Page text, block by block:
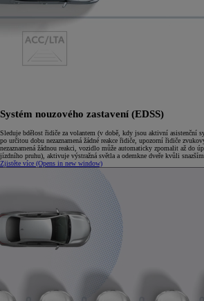
Systém nouzového zastavení (EDSS)
Sleduje bdělost řidiče za volantem (v době, kdy jsou aktivní asistenční
po určitou dobu nezaznamená žádné reakce řidiče, upozorní řidiče
nezaznamená žádnou reakci, vozidlo může automaticky zpomalit až do
jízdního pruhu), aktivuje výstražná světla a odemkne dveře kvůli
Zjistěte více (Opens in new window)